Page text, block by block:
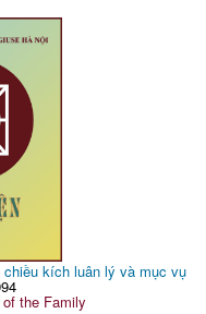
kích luân lý và mục vụ
the Family